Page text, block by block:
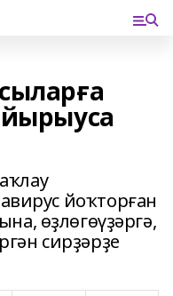
йоҡторған
өҙлөгөүҙәргә,
сирҙәрҙе